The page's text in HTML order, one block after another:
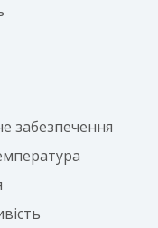
забезпечення